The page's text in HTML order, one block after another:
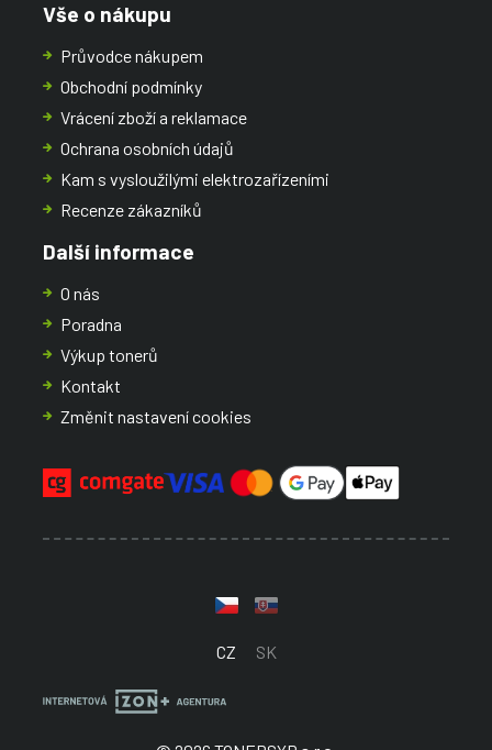
Vše o nákupu
Průvodce nákupem
Obchodní podmínky
Vrácení zboží a reklamace
Ochrana osobních údajů
Kam s vysloužilými elektrozařízeními
Recenze zákazníků
Další informace
O nás
Poradna
Výkup tonerů
Kontakt
Změnit nastavení cookies
CZ SK